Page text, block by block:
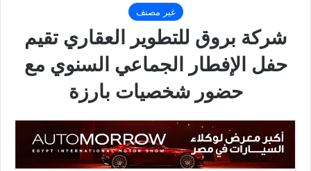
غير مصنف
شركة بروق للتطوير العقاري تقيم
حفل الإفطار الجماعي السنوي مع
حضور شخصيات بارزة